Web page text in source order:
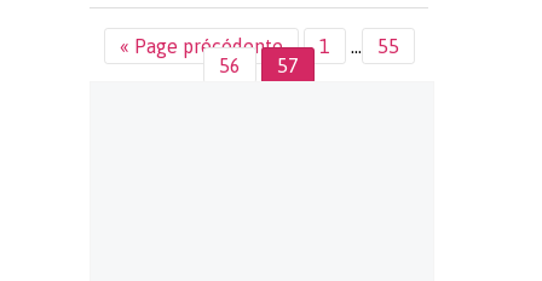
« Page précédente 1 …
55
56
57